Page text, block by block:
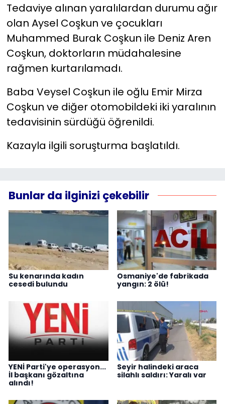
Tedaviye alınan yaralılardan durumu ağır
olan Aysel Coşkun ve çocukları
Muhammed Burak Coşkun ile Deniz Aren
Coşkun, doktorların müdahalesine
rağmen kurtarılamadı.
Baba Veysel Coşkun ile oğlu Emir Mirza
Coşkun ve diğer otomobildeki iki yaralının
tedavisinin sürdüğü öğrenildi.
Kazayla ilgili soruşturma başlatıldı.
Bunlar da ilginizi çekebilir
Su kenarında kadın
cesedi bulundu
Osmaniye'de fabrikada
yangın: 2 ölü!
YENİ Parti'ye operasyon...
İl başkanı gözaltına
alındı!
Seyir halindeki araca
silahlı saldırı: Yaralı var